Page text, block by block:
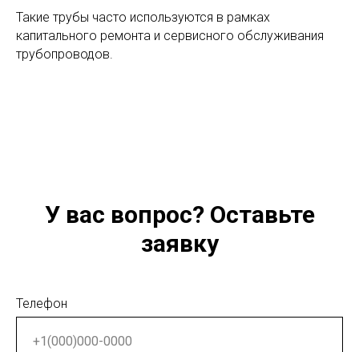
Такие трубы часто используются в рамках
капитального ремонта и сервисного обслуживания
трубопроводов.
У вас вопрос? Оставьте
заявку
Телефон